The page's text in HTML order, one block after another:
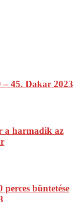
– 45. Dakar 2023
a harmadik az
büntetése